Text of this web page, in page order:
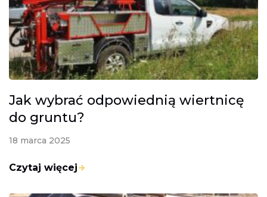
Jak wybrać odpowiednią wiertnicę
do gruntu?
18 marca 2025
Czytaj więcej